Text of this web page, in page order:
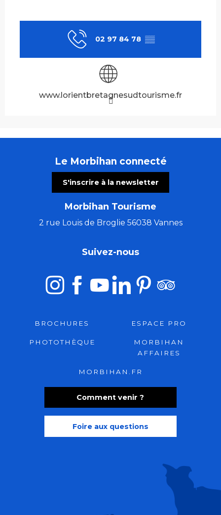
02 97 84 78 ▒▒
www.lorientbretagnesudtourisme.fr
Le Morbihan connecté
S'inscrire à la newsletter
Morbihan Tourisme
2 rue Louis de Broglie 56038 Vannes
Comment venir ?
Foire aux questions
Suivez-nous
BROCHURES ESPACE PRO
PHOTOTHÈQUE
MORBIHAN
AFFAIRES
MORBIHAN.FR